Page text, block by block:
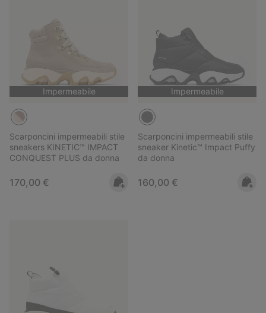
Impermeabile
Scarponcini impermeabili stile
sneakers KINETIC™ IMPACT
CONQUEST PLUS da donna
Regular price:
170,00 €
Impermeabile
Scarponcini impermeabili stile
sneaker Kinetic™ Impact Puffy
da donna
Regular price:
160,00 €